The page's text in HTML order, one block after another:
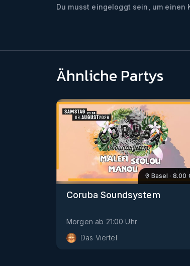
Du musst eingeloggt sein, um einen
Ähnliche Partys
Basel · 8.00
Coruba Soundsystem
Morgen ab 21:00 Uhr
Das Viertel